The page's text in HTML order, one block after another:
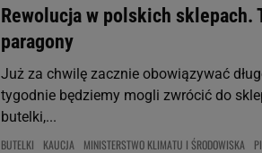
Rewolucja w polskich sklepach.
paragony
Już za chwilę zacznie obowiązywać
tygodnie będziemy mogli zwrócić do
butelki,...
BUTELKI KAUCJA MINISTERSTWO KLIMATU I ŚRODOWISKA